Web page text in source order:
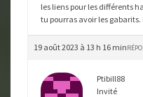
les liens pour les différents
tu pourras avoir les gabarits.
19 août 2023 à 13 h 16 min
Ptibill88
Invité